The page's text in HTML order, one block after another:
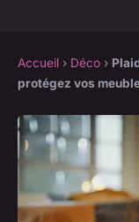
Accueil › Déco ›
protégez vos